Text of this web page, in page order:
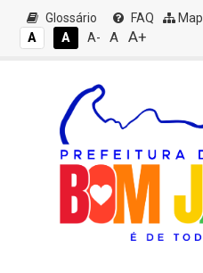
Glossário FAQ
A
A A- A A+